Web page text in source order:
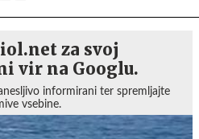
za svoj
vir na Googlu.
informirani ter spremljajte
vsebine.